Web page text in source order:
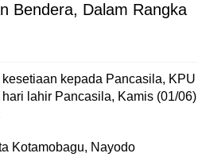
Bendera, Dalam Rangka
kepada Pancasila, KPU
lahir Pancasila, Kamis (01/06)
Kotamobagu, Nayodo